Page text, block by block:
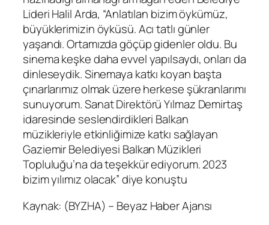
Lideri Halil Arda, “Anlatılan bizim öykümüz,
büyüklerimizin öyküsü. Acı tatlı günler
yaşandı. Ortamızda göçüp gidenler oldu. Bu
sinema keşke daha evvel yapılsaydı, onları da
dinleseydik. Sinemaya katkı koyan başta
çınarlarımız olmak üzere herkese şükranlarımı
sunuyorum. Sanat Direktörü Yılmaz Demirtaş
idaresinde seslendirdikleri Balkan
müzikleriyle etkinliğimize katkı sağlayan
Gaziemir Belediyesi Balkan Müzikleri
Topluluğu’na da teşekkür ediyorum. 2023
bizim yılımız olacak” diye konuştu
Kaynak: (BYZHA) – Beyaz Haber Ajansı